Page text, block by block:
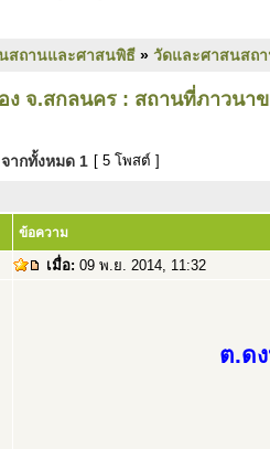
สถานและศาสนพิธี » วัดและศาสนสถ
ง จ.สกลนคร : สถานที่ภาวนา
จากทั้งหมด 1 [ 5 โพสต์ ]
ข้อความ
เมื่อ: 09 พ.ย. 2014, 11:32
ต.ด